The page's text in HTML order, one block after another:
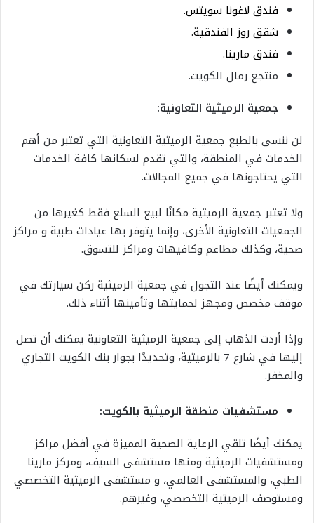
فندق لاغونا سويتس.
شقق روز الفندقية.
فندق مارينا.
منتجع رمال الكويت.
جمعية الرميثية التعاونية:
لن ننسى بالطبع جمعية الرميثية التعاونية التي تعتبر من أهم
الخدمات في المنطقة، والتي تقدم لسكانها كافة الخدمات
التي يحتاجونها في جميع المجالات.
ولا تعتبر جمعية الرميثية مكانًا لبيع السلع فقط كغيرها من
الجمعيات التعاونية الأخرى، وإنما يتوفر بها عيادات طبية و مراكز
صحية، وكذلك مطاعم وكافيهات ومراكز للتسوق.
ويمكنك أيضًا عند التجول في جمعية الرميثية ركن سيارتك في
موقف مخصص ومجهز لحمايتها وتأمينها أثناء ذلك.
وإذا أردت الذهاب إلى جمعية الرميثية التعاونية يمكنك أن تصل
إليها في شارع 7 بالرميثية، وتحديدًا بجوار بنك الكويت التجاري
والمخفر.
مستشفيات منطقة الرميثية بالكويت:
يمكنك أيضًا تلقي الرعاية الصحية المميزة في أفضل مراكز
ومستشفيات الرميثية ومنها مستشفى السيف، ومركز مارينا
الطبي، والمستشفى العالمي، و مستشفى الرميثية التخصصي
ومستوصف الرميثية التخصصي، وغيرهم.